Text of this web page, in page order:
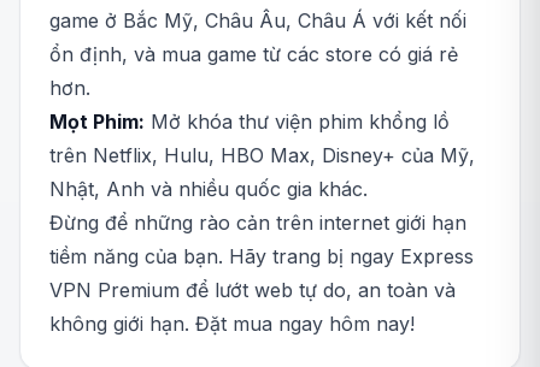
game ở Bắc Mỹ, Châu Âu, Châu Á với kết nối
ổn định, và mua game từ các store có giá rẻ
hơn.
Mọt Phim: Mở khóa thư viện phim khổng lồ
trên Netflix, Hulu, HBO Max, Disney+ của Mỹ,
Nhật, Anh và nhiều quốc gia khác.
Đừng để những rào cản trên internet giới hạn
tiềm năng của bạn. Hãy trang bị ngay Express
VPN Premium để lướt web tự do, an toàn và
không giới hạn. Đặt mua ngay hôm nay!